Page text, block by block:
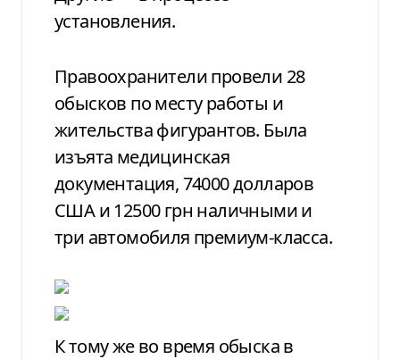
установления.
Правоохранители провели 28
обысков по месту работы и
жительства фигурантов. Была
изъята медицинская
документация, 74000 долларов
США и 12500 грн наличными и
три автомобиля премиум-класса.
К тому же во время обыска в